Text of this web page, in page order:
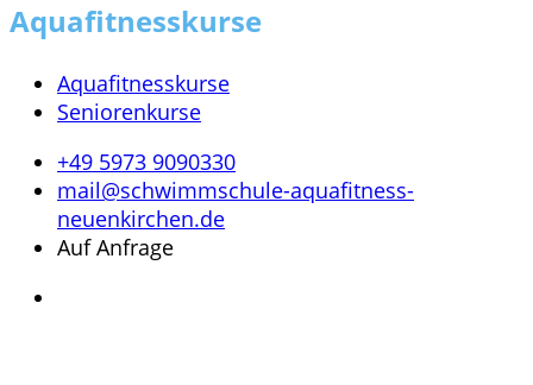
Aquafitnesskurse
Aquafitnesskurse
Seniorenkurse
+49 5973 9090330
mail@schwimmschule-aquafitness-
neuenkirchen.de
Auf Anfrage